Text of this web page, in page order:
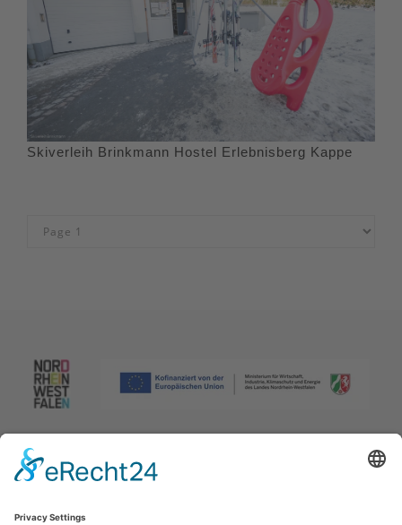
Skiverleih Brinkmann Hostel Erlebnisberg Kappe